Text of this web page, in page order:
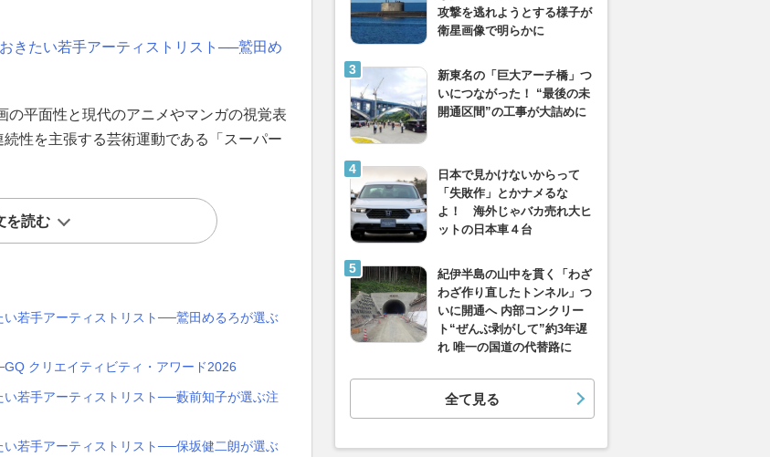
きたい若手アーティストリスト──鷲田め
の平面性と現代のアニメやマンガの視覚表
性を主張する芸術運動である「スーパー
を読む
い若手アーティストリスト──鷲田めるろが選ぶ
クリエイティビティ・アワード2026
い若手アーティストリスト──藪前知子が選ぶ注
い若手アーティストリスト──保坂健二朗が選ぶ
攻撃を逃れようとする様子が
衛星画像で明らかに
新東名の「巨大アーチ橋」つ
いにつながった！ “最後の未
開通区間”の工事が大詰めに
日本で見かけないからって
「失敗作」とかナメるな
よ！ 海外じゃバカ売れ大ヒ
ットの日本車４台
紀伊半島の山中を貫く「わざ
わざ作り直したトンネル」つ
いに開通へ 内部コンクリー
ト“ぜんぶ剥がして”約3年遅
れ 唯一の国道の代替路に
全て見る